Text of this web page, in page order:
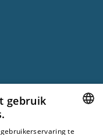
DUTCH
gebruik
te